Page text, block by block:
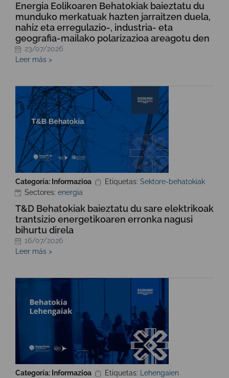
Energia Eolikoaren Behatokiak baieztatu du
munduko merkatuak hazten jarraitzen duela,
nahiz eta erregulazio-, industria- eta
geografia-mailako polarizazioa areagotu den
23/07/2026
Leer más >
Categoría: Informazioa Etiquetas: Sektore-behatokiak
Sectores: energia
T&D Behatokiak baieztatu du sare elektrikoak
trantsizio energetikoaren erronka nagusi
bihurtu direla
16/07/2026
Leer más >
Categoría: Informazioa Etiquetas: Lehengaien